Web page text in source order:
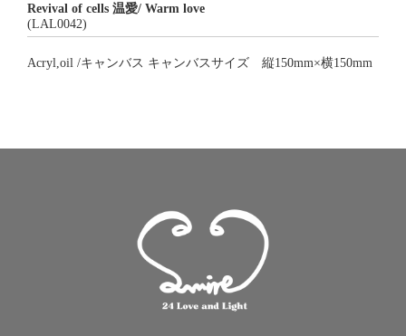
Revival of cells 温愛/ Warm love
(LAL0042)
Acryl,oil /キャンバス キャンバスサイズ 縦150mm×横150mm